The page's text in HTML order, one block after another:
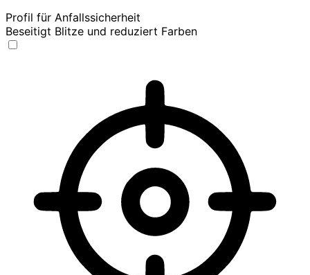
Profil für Anfallssicherheit
Beseitigt Blitze und reduziert Farben